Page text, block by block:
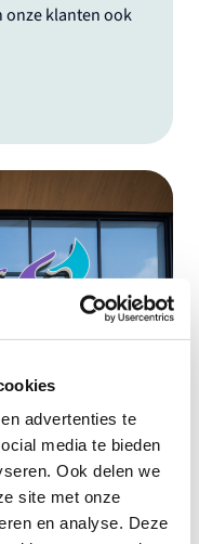
advertenties te
media te bieden
Ook delen we
site met onze
en analyse. Deze
onze klanten ook